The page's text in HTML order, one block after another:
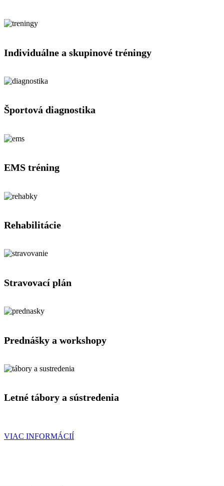
Individuálne a skupinové tréningy
Športová diagnostika
EMS tréning
Rehabilitácie
Stravovací plán
Prednášky a workshopy
Letné tábory a sústredenia
VIAC INFORMÁCIÍ